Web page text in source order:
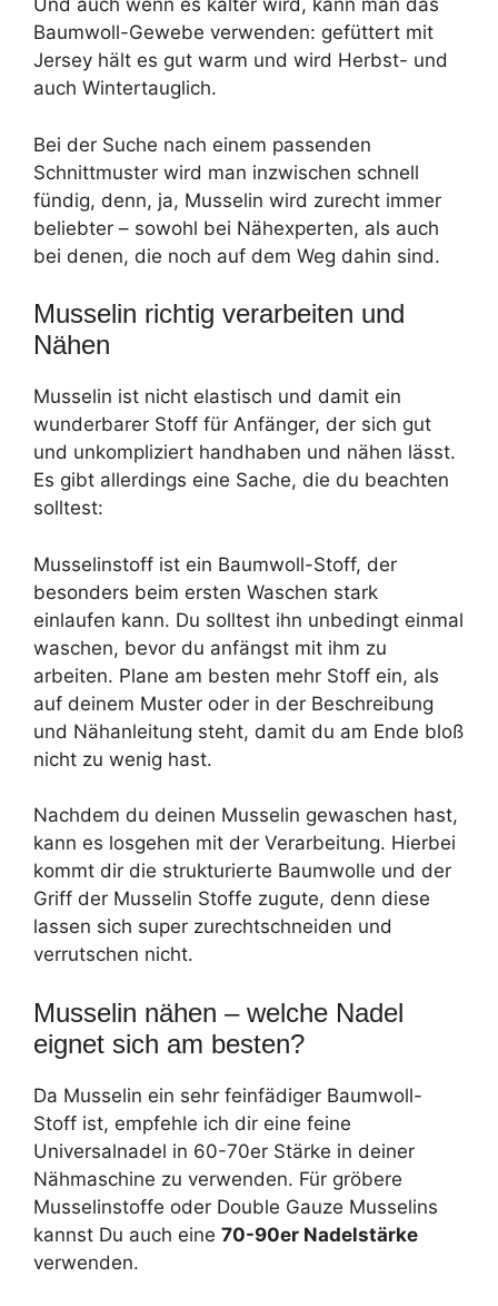
Und auch wenn es kälter wird, kann man das
Baumwoll-Gewebe verwenden: gefüttert mit
Jersey hält es gut warm und wird Herbst- und
auch Wintertauglich.
Bei der Suche nach einem passenden
Schnittmuster wird man inzwischen schnell
fündig, denn, ja, Musselin wird zurecht immer
beliebter – sowohl bei Nähexperten, als auch
bei denen, die noch auf dem Weg dahin sind.
Musselin richtig verarbeiten und
Nähen
Musselin ist nicht elastisch und damit ein
wunderbarer Stoff für Anfänger, der sich gut
und unkompliziert handhaben und nähen lässt.
Es gibt allerdings eine Sache, die du beachten
solltest:
Musselinstoff ist ein Baumwoll-Stoff, der
besonders beim ersten Waschen stark
einlaufen kann. Du solltest ihn unbedingt einmal
waschen, bevor du anfängst mit ihm zu
arbeiten. Plane am besten mehr Stoff ein, als
auf deinem Muster oder in der Beschreibung
und Nähanleitung steht, damit du am Ende bloß
nicht zu wenig hast.
Nachdem du deinen Musselin gewaschen hast,
kann es losgehen mit der Verarbeitung. Hierbei
kommt dir die strukturierte Baumwolle und der
Griff der Musselin Stoffe zugute, denn diese
lassen sich super zurechtschneiden und
verrutschen nicht.
Musselin nähen – welche Nadel
eignet sich am besten?
Da Musselin ein sehr feinfädiger Baumwoll-
Stoff ist, empfehle ich dir eine feine
Universalnadel in 60-70er Stärke in deiner
Nähmaschine zu verwenden. Für gröbere
Musselinstoffe oder Double Gauze Musselins
kannst Du auch eine 70-90er Nadelstärke
verwenden.